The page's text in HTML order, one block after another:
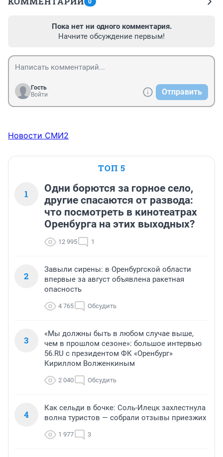
0
Пока нет ни одного комментария.
Начните обсуждение первым!
Гость
Войти
Отправить
Новости СМИ2
ТОП 5
1
Одни борются за горное село,
другие спасаются от развода:
что посмотреть в кинотеатрах
Оренбурга на этих выходных?
12 995 1
2
Завыли сирены: в Оренбургской области
впервые за август объявлена ракетная
опасность
4 765 Обсудить
3
«Мы должны быть в любом случае выше,
чем в прошлом сезоне»: большое интервью
56.RU с президентом ФК «Оренбург»
Кириллом Волженкиным
2 040 Обсудить
4
Как сельди в бочке: Соль-Илецк захлестнула
волна туристов — собрали отзывы приезжих
1 977 3